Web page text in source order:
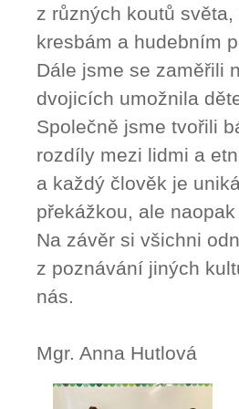
z různých koutů
kresbám a hudebním
Dále jsme se zaměřili
dvojicích umožnila
Společně jsme tvořili
rozdíly mezi lidmi a
a každý člověk je
překážkou, ale
Na závěr si všichni
z poznávání jiných
nás.
Mgr. Anna Hutlová